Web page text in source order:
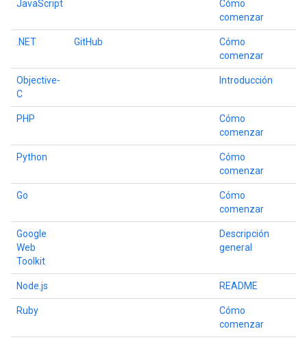
JavaScript
Cómo
comenzar
.NET GitHub
Cómo
comenzar
Objective‐
C
Introducción
PHP
Cómo
comenzar
Python
Cómo
comenzar
Go
Cómo
comenzar
Google
Web
Toolkit
Descripción
general
Node.js README
Ruby
Cómo
comenzar